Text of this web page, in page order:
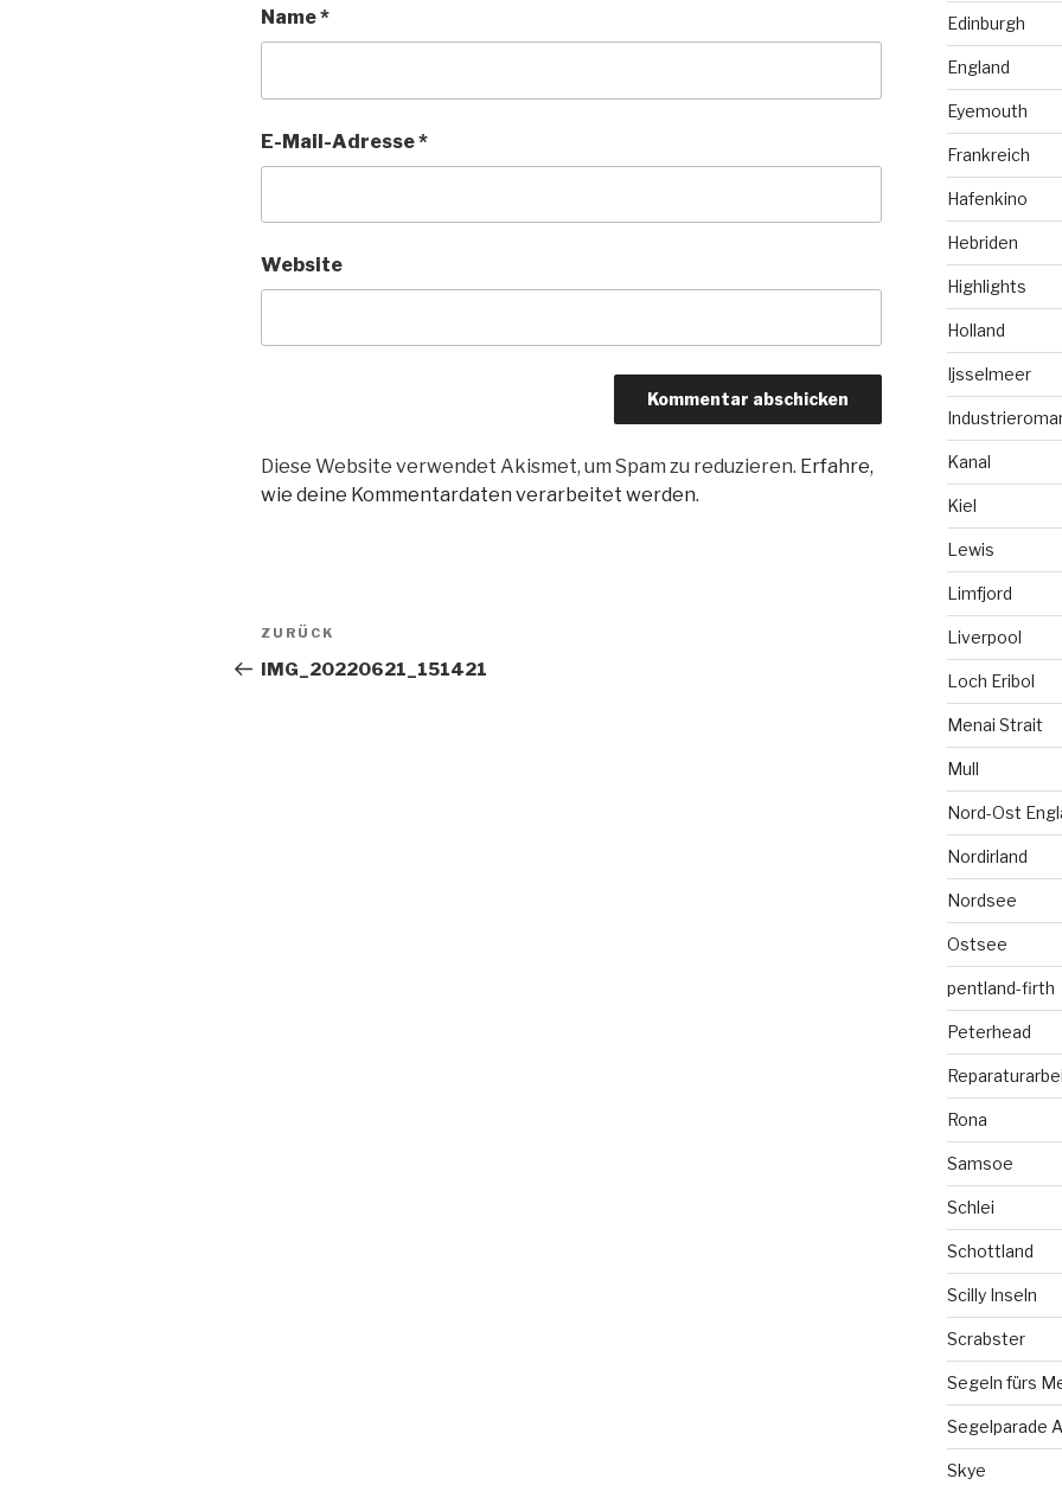
Name*
E-Mail-Adresse*
Website
Diese Website verwendet Akismet, um Spam zu reduzieren. Erfahre,
wie deine Kommentardaten verarbeitet werden.
Beitragsnavigation
Vorheriger
Beitrag
ZURÜCK
IMG_20220621_151421
Edinburgh
England
Eyemouth
Frankreich
Hafenkino
Hebriden
Highlights
Holland
Ijsselmeer
Kanal
Kiel
Lewis
Limfjord
Liverpool
Loch Eribol
Menai Strait
Mull
Nord-Ost
Nordirland
Nordsee
Ostsee
pentland-firth
Peterhead
Rona
Samsoe
Schlei
Schottland
Scilly Inseln
Scrabster
Segeln fürs
Segelparade
Skye